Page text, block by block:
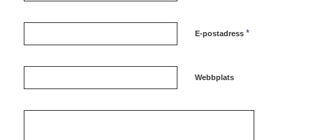
E-postadress *
Webbplats